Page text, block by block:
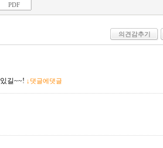
PDF
의견감추기
길~~! ↓댓글에댓글